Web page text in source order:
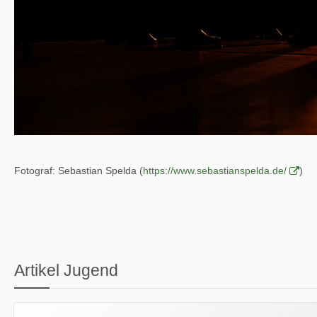
Fotograf: Sebastian Spelda (https://www.sebastianspelda.de/ )
Artikel Jugend